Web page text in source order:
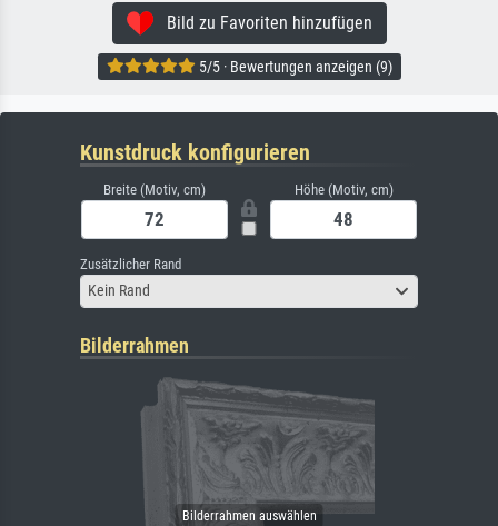
Bild zu Favoriten hinzufügen
5/5 · Bewertungen anzeigen (9)
Kunstdruck konfigurieren
Breite (Motiv, cm) Höhe (Motiv, cm)
Zusätzlicher Rand
Kein Rand
Bilderrahmen